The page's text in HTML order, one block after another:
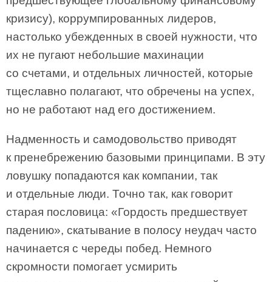
кризису), коррумпированных лидеров,
настолько убежденных в своей нужности, что
их не пугают небольшие махинации
со счетами, и отдельных личностей, которые
тщеславно полагают, что обречены на успех,
но не работают над его достижением.
Надменность и самодовольство приводят
к пренебрежению базовыми принципами. В эту
ловушку попадаются как компании, так
и отдельные люди. Точно так, как говорит
старая пословица: «Гордость предшествует
падению», скатывание в полосу неудач часто
начинается с череды побед. Немного
скромности помогает усмирить